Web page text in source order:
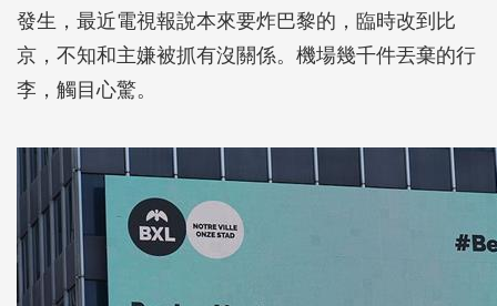
發生，最近電視報說本來要炸巴黎的，臨時改到比
京，不知和主嫌被抓有沒關係。機場幾千件丟棄的行
李，觸目心驚。